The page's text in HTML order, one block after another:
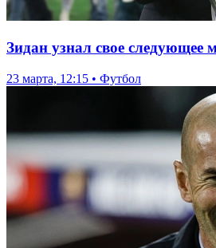
Зидан узнал свое следующее
23 марта, 12:15 • Футбол